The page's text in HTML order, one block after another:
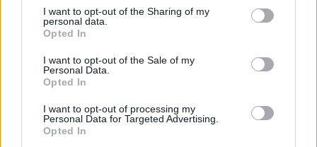
I want to opt-out of the Sharing of my
personal data.
Opted In
I want to opt-out of the Sale of my
Personal Data.
Opted In
I want to opt-out of processing my
Personal Data for Targeted Advertising.
Opted In
μπαταριών για τα υβριδικά της
ευρωπαϊκή
αυτοκινητοβιομηχανία
Νέο Audi A2 e-tron με στόχο την κορυφή της αποδοτικότητας
Mundo Deportivo για